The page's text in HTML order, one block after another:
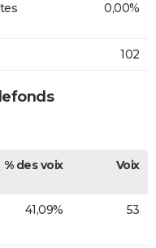
0,00%
102
% des voix Voix
41,09% 53